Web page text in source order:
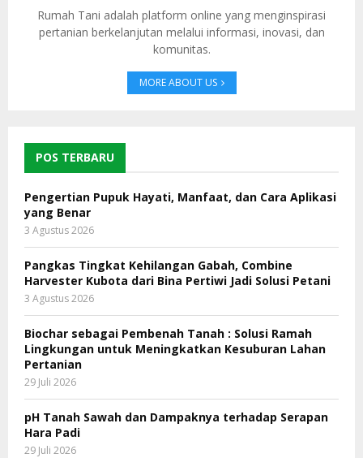
Rumah Tani adalah platform online yang menginspirasi
pertanian berkelanjutan melalui informasi, inovasi, dan
komunitas.
MORE ABOUT US
POS TERBARU
Pengertian Pupuk Hayati, Manfaat, dan Cara Aplikasi
yang Benar
3 Agustus 2026
Pangkas Tingkat Kehilangan Gabah, Combine
Harvester Kubota dari Bina Pertiwi Jadi Solusi Petani
3 Agustus 2026
Biochar sebagai Pembenah Tanah : Solusi Ramah
Lingkungan untuk Meningkatkan Kesuburan Lahan
Pertanian
29 Juli 2026
pH Tanah Sawah dan Dampaknya terhadap Serapan
Hara Padi
29 Juli 2026